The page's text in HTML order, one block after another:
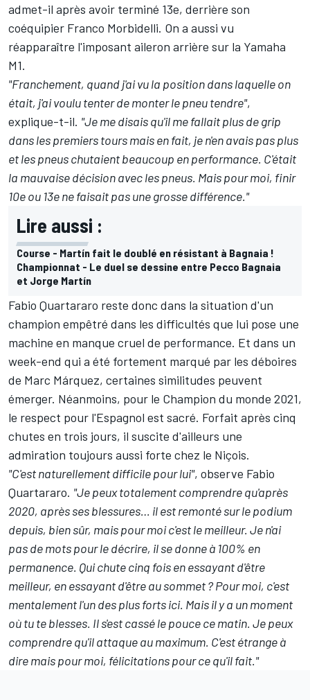
admet-il après avoir terminé 13e, derrière son
coéquipier Franco Morbidelli. On a aussi vu
réapparaître l'imposant aileron arrière sur la Yamaha
M1.
"Franchement, quand j'ai vu la position dans laquelle on
était, j'ai voulu tenter de monter le pneu tendre",
explique-t-il. "Je me disais qu'il me fallait plus de grip
dans les premiers tours mais en fait, je n'en avais pas plus
et les pneus chutaient beaucoup en performance. C'était
la mauvaise décision avec les pneus. Mais pour moi, finir
10e ou 13e ne faisait pas une grosse différence."
Lire aussi :
Course - Martín fait le doublé en résistant à Bagnaia !
Championnat - Le duel se dessine entre Pecco Bagnaia
et Jorge Martín
Fabio Quartararo reste donc dans la situation d'un
champion empêtré dans les difficultés que lui pose une
machine en manque cruel de performance. Et dans un
week-end qui a été fortement marqué par les déboires
de Marc Márquez, certaines similitudes peuvent
émerger. Néanmoins, pour le Champion du monde 2021,
le respect pour l'Espagnol est sacré. Forfait après cinq
chutes en trois jours, il suscite d'ailleurs une
admiration toujours aussi forte chez le Niçois.
"C'est naturellement difficile pour lui", observe Fabio
Quartararo. "Je peux totalement comprendre qu'après
2020, après ses blessures… il est remonté sur le podium
depuis, bien sûr, mais pour moi c'est le meilleur. Je n'ai
pas de mots pour le décrire, il se donne à 100% en
permanence. Qui chute cinq fois en essayant d'être
meilleur, en essayant d'être au sommet ? Pour moi, c'est
mentalement l'un des plus forts ici. Mais il y a un moment
où tu te blesses. Il s'est cassé le pouce ce matin. Je peux
comprendre qu'il attaque au maximum. C'est étrange à
dire mais pour moi, félicitations pour ce qu'il fait."